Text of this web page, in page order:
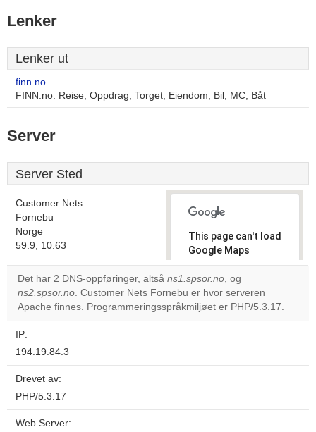
Lenker
Lenker ut
finn.no
FINN.no: Reise, Oppdrag, Torget, Eiendom, Bil, MC, Båt
Server
Server Sted
Customer Nets
Fornebu
Norge
59.9, 10.63
This page can't load
Google Maps
correctly.
Do you
own this
OK
Det har 2 DNS-oppføringer, altså ns1.spsor.no, og
ns2.spsor.no. Customer Nets Fornebu er hvor serveren
Apache finnes. Programmeringsspråkmiljøet er PHP/5.3.17.
IP:
194.19.84.3
Drevet av:
PHP/5.3.17
Web Server: